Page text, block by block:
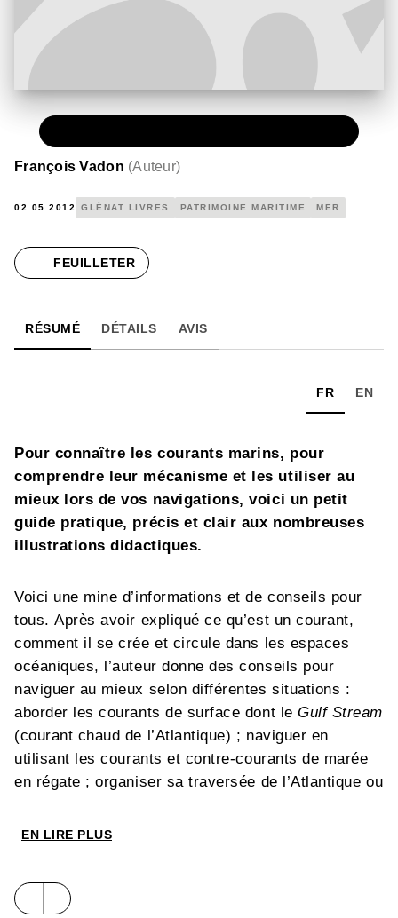
François Vadon (Auteur)
02.05.2012 GLÉNAT LIVRES PATRIMOINE MARITIME MER
FEUILLETER
RÉSUMÉ DÉTAILS AVIS
FR EN
Pour connaître les courants marins, pour
comprendre leur mécanisme et les utiliser au
mieux lors de vos navigations, voici un petit
guide pratique, précis et clair aux nombreuses
illustrations didactiques.
Voici une mine d’informations et de conseils pour
tous. Après avoir expliqué ce qu’est un courant,
comment il se crée et circule dans les espaces
océaniques, l’auteur donne des conseils pour
naviguer au mieux selon différentes situations :
aborder les courants de surface dont leGulf Stream
(courant chaud de l’Atlantique) ; naviguer en
utilisant les courants et contre-courants de marée
en régate ; organiser sa traversée de l’Atlantique ou
déplacements d’eau froide ou d’eau chaude à
Les skippers et plaisanciers amateurs de courses
EN LIRE PLUS